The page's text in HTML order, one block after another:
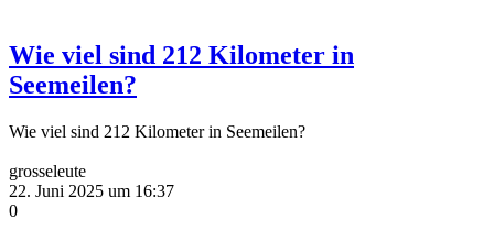
Wie viel sind 212 Kilometer in
Seemeilen?
Wie viel sind 212 Kilometer in Seemeilen?
grosseleute
22. Juni 2025 um 16:37
0